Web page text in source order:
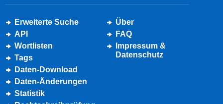
Erweiterte Suche
API
Wortlisten
Tags
Daten-Download
Daten-Änderungen
Statistik
Über
FAQ
Impressum &
Datenschutz